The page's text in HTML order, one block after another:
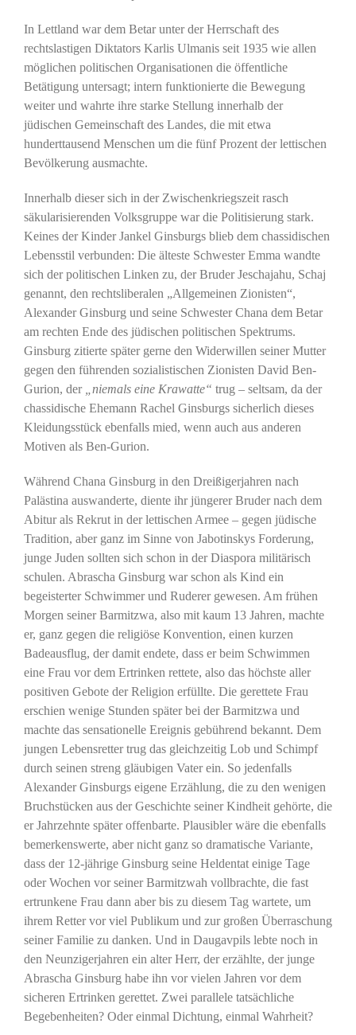
In Lettland war dem Betar unter der Herrschaft des
rechtslastigen Diktators Karlis Ulmanis seit 1935 wie allen
möglichen politischen Organisationen die öffentliche
Betätigung untersagt; intern funktionierte die Bewegung
weiter und wahrte ihre starke Stellung innerhalb der
jüdischen Gemeinschaft des Landes, die mit etwa
hunderttausend Menschen um die fünf Prozent der lettischen
Bevölkerung ausmachte.
Innerhalb dieser sich in der Zwischenkriegszeit rasch
säkularisierenden Volksgruppe war die Politisierung stark.
Keines der Kinder Jankel Ginsburgs blieb dem chassidischen
Lebensstil verbunden: Die älteste Schwester Emma wandte
sich der politischen Linken zu, der Bruder Jeschajahu, Schaj
genannt, den rechtsliberalen „Allgemeinen Zionisten“,
Alexander Ginsburg und seine Schwester Chana dem Betar
am rechten Ende des jüdischen politischen Spektrums.
Ginsburg zitierte später gerne den Widerwillen seiner Mutter
gegen den führenden sozialistischen Zionisten David Ben-
Gurion, der
„niemals eine Krawatte“ trug – seltsam, da der
chassidische Ehemann Rachel Ginsburgs sicherlich dieses
Kleidungsstück ebenfalls mied, wenn auch aus anderen
Motiven als Ben-Gurion.
Während Chana Ginsburg in den Dreißigerjahren nach
Palästina auswanderte, diente ihr jüngerer Bruder nach dem
Abitur als Rekrut in der lettischen Armee – gegen jüdische
Tradition, aber ganz im Sinne von Jabotinskys Forderung,
junge Juden sollten sich schon in der Diaspora militärisch
schulen. Abrascha Ginsburg war schon als Kind ein
begeisterter Schwimmer und Ruderer gewesen. Am frühen
Morgen seiner Barmitzwa, also mit kaum 13 Jahren, machte
er, ganz gegen die religiöse Konvention, einen kurzen
Badeausflug, der damit endete, dass er beim Schwimmen
eine Frau vor dem Ertrinken rettete, also das höchste aller
positiven Gebote der Religion erfüllte. Die gerettete Frau
erschien wenige Stunden später bei der Barmitzwa und
machte das sensationelle Ereignis gebührend bekannt. Dem
jungen Lebensretter trug das gleichzeitig Lob und Schimpf
durch seinen streng gläubigen Vater ein. So jedenfalls
Alexander Ginsburgs eigene Erzählung, die zu den wenigen
Bruchstücken aus der Geschichte seiner Kindheit gehörte, die
er Jahrzehnte später offenbarte. Plausibler wäre die ebenfalls
bemerkenswerte, aber nicht ganz so dramatische Variante,
dass der 12-jährige Ginsburg seine Heldentat einige Tage
oder Wochen vor seiner Barmitzwah vollbrachte, die fast
ertrunkene Frau dann aber bis zu diesem Tag wartete, um
ihrem Retter vor viel Publikum und zur großen Überraschung
seiner Familie zu danken. Und in Daugavpils lebte noch in
den Neunzigerjahren ein alter Herr, der erzählte, der junge
Abrascha Ginsburg habe ihn vor vielen Jahren vor dem
sicheren Ertrinken gerettet. Zwei parallele tatsächliche
Begebenheiten? Oder einmal Dichtung, einmal Wahrheit?